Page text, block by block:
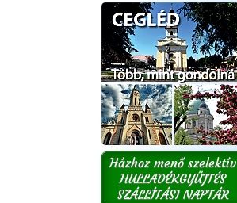
Házhoz menő szelektív
HULLADÉKGYŰJTÉS
SZÁLLÍTÁSI NAPTÁR